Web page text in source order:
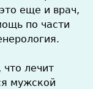
еще и врач,
по части
лечит
мужской